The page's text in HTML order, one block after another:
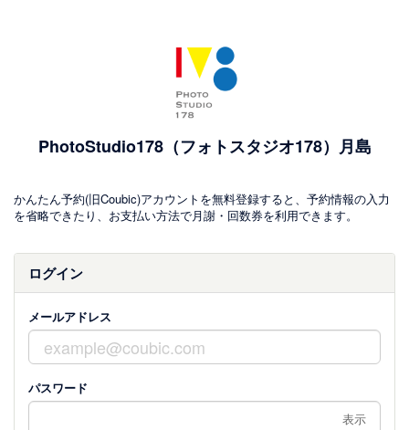
PhotoStudio178（フォトスタジオ178）月島
かんたん予約(旧Coubic)アカウントを無料登録すると、予約情報の入力
を省略できたり、お支払い方法で月謝・回数券を利用できます。
ログイン
メールアドレス
パスワード
表示